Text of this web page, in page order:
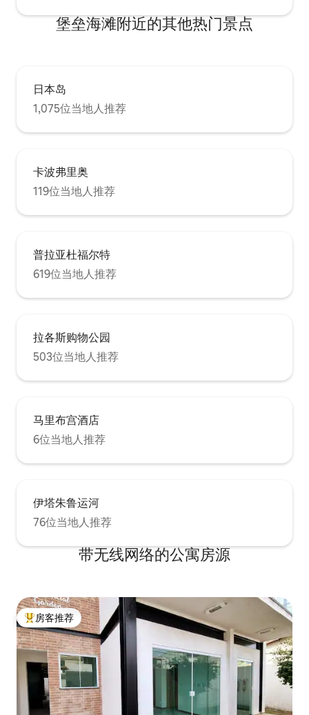
堡垒海滩附近的其他热门景点
日本岛
1,075位当地人推荐
卡波弗里奥
119位当地人推荐
普拉亚杜福尔特
619位当地人推荐
拉各斯购物公园
503位当地人推荐
马里布宫酒店
6位当地人推荐
伊塔朱鲁运河
76位当地人推荐
带无线网络的公寓房源
热门「房客推荐」
房客推荐